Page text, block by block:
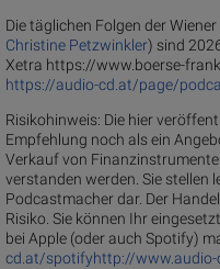
Die täglichen Folgen der
Christine Petzwinkler) sind
Xetra https://www.boerse-
https://audio-cd.at/page/
Risikohinweis: Die hier
Empfehlung noch als ein
Verkauf von
verstanden werden. Sie stellen
Podcastmacher dar. Der
Risiko. Sie können Ihr
bei Apple (oder auch Spotify)
cd.at/spotifyhttp://